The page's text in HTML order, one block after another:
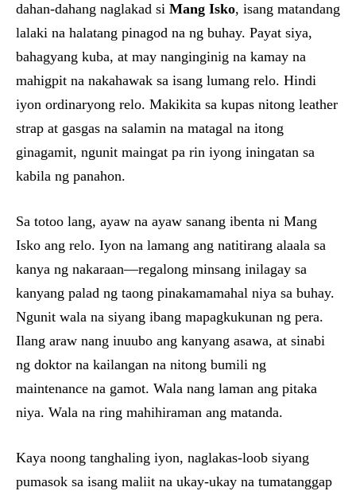
dahan-dahang naglakad si Mang Isko, isang matandang
lalaki na halatang pinagod na ng buhay. Payat siya,
bahagyang kuba, at may nanginginig na kamay na
mahigpit na nakahawak sa isang lumang relo. Hindi
iyon ordinaryong relo. Makikita sa kupas nitong leather
strap at gasgas na salamin na matagal na itong
ginagamit, ngunit maingat pa rin iyong iningatan sa
kabila ng panahon.
Sa totoo lang, ayaw na ayaw sanang ibenta ni Mang
Isko ang relo. Iyon na lamang ang natitirang alaala sa
kanya ng nakaraan—regalong minsang inilagay sa
kanyang palad ng taong pinakamamahal niya sa buhay.
Ngunit wala na siyang ibang mapagkukunan ng pera.
Ilang araw nang inuubo ang kanyang asawa, at sinabi
ng doktor na kailangan na nitong bumili ng
maintenance na gamot. Wala nang laman ang pitaka
niya. Wala na ring mahihiraman ang matanda.
Kaya noong tanghaling iyon, naglakas-loob siyang
pumasok sa isang maliit na ukay-ukay na tumatanggap